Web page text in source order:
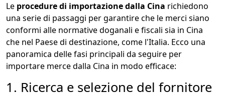
Le procedure di importazione dalla Cina richiedono
una serie di passaggi per garantire che le merci siano
conformi alle normative doganali e fiscali sia in Cina
che nel Paese di destinazione, come l'Italia. Ecco una
panoramica delle fasi principali da seguire per
importare merce dalla Cina in modo efficace:
1. Ricerca e selezione del fornitore